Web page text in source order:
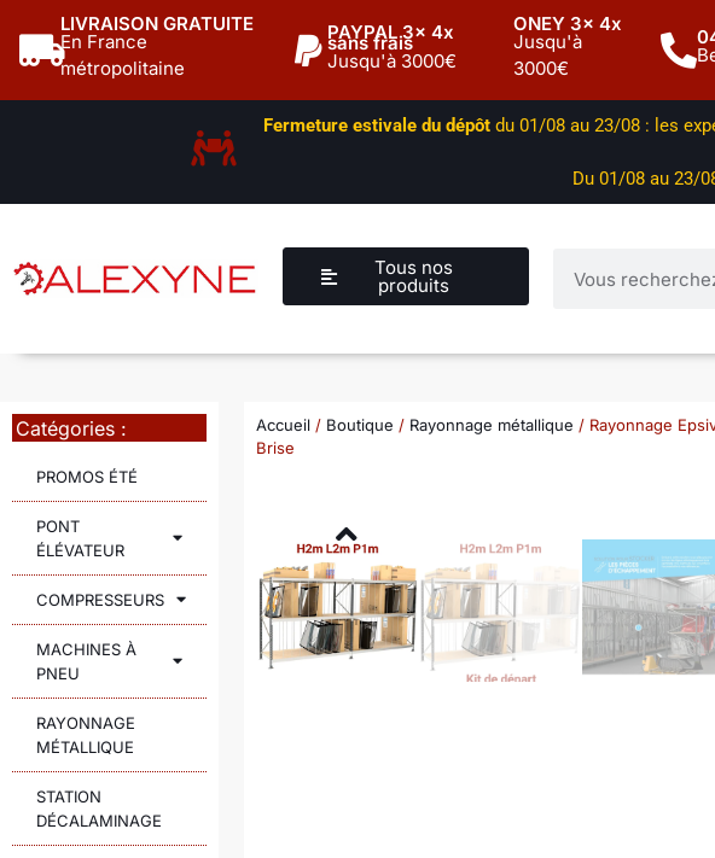
LIVRAISON GRATUITE
En France
métropolitaine
PAYPAL 3x 4x
sans frais
Jusqu'à 3000€
ONEY 3x 4x
Jusqu'à
3000€
Fermeture estivale du dépôt du 01/08 au 23/08 : les
Du 01/08 au 23/
Tous nos
produits
Catégories :
PROMOS ÉTÉ
PONT
ÉLÉVATEUR
COMPRESSEURS
MACHINES À
PNEU
RAYONNAGE
MÉTALLIQUE
STATION
DÉCALAMINAGE
Accueil / Boutique / Rayonnage métallique / Rayonnage
Brise